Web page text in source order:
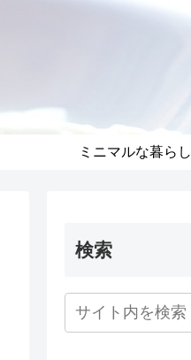
ミニマルな暮らし
検索